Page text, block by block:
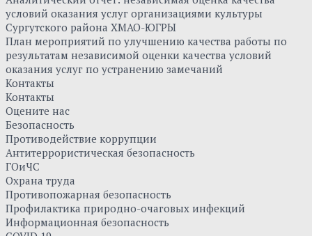
условий оказания услуг организациями культуры
Сургутского района ХМАО-ЮГРЫ
План мероприятий по улучшению качества работы по
результатам независимой оценки качества условий
оказания услуг по устранению замечаний
Контакты
Контакты
Оцените нас
Безопасность
Противодействие коррупции
Антитеррористическая безопасность
ГОиЧС
Охрана труда
Противопожарная безопасность
Профилактика природно-очаговых инфекций
Информационная безопасность